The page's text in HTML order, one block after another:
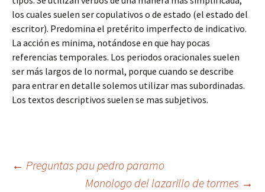
los cuales suelen ser copulativos o de estado (el estado del
escritor). Predomina el pretérito imperfecto de indicativo.
La acción es minima, notándose en que hay pocas
referencias temporales. Los periodos oracionales suelen
ser más largos de lo normal, porque cuando se describe
para entrar en detalle solemos utilizar mas subordinadas.
Los textos descriptivos suelen se mas subjetivos.
Navegación
← Preguntas pau pedro paramo
Monologo del lazarillo de tormes →